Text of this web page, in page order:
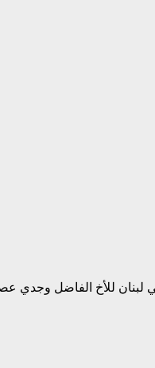
لبنان للأخ الفاضل وجدي